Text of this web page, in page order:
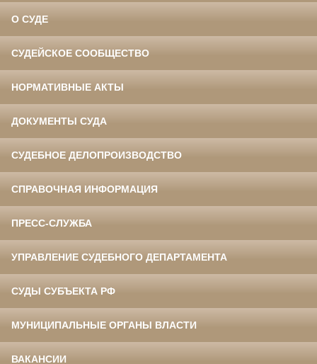
О СУДЕ
СУДЕЙСКОЕ СООБЩЕСТВО
НОРМАТИВНЫЕ АКТЫ
ДОКУМЕНТЫ СУДА
СУДЕБНОЕ ДЕЛОПРОИЗВОДСТВО
СПРАВОЧНАЯ ИНФОРМАЦИЯ
ПРЕСС-СЛУЖБА
УПРАВЛЕНИЕ СУДЕБНОГО ДЕПАРТАМЕНТА
СУДЫ СУБЪЕКТА РФ
МУНИЦИПАЛЬНЫЕ ОРГАНЫ ВЛАСТИ
ВАКАНСИИ